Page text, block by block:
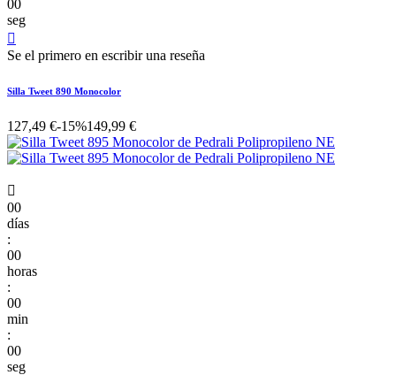
00
seg

Se el primero en escribir una reseña
Silla Tweet 890 Monocolor
127,49 €-15%149,99 €

00
días
:
00
horas
:
00
min
:
00
seg